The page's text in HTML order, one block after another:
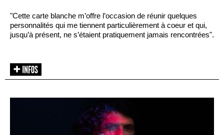
"Cette carte blanche m’offre l’occasion de réunir quelques
personnalités qui me tiennent particulièrement à coeur et qui,
jusqu’à présent, ne s’étaient pratiquement jamais rencontrées".